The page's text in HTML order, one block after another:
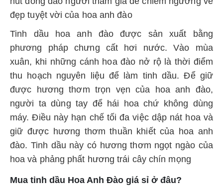
đẹp tuyệt vời của hoa anh đào
Tinh dầu hoa anh đào được sản xuất bằng
phương pháp chưng cất hơi nước. Vào mùa
xuân, khi những cánh hoa đào nở rộ là thời điểm
thu hoạch nguyên liệu để làm tinh dầu. Để giữ
được hương thơm trọn vẹn của hoa anh đào,
người ta dùng tay để hái hoa chứ không dùng
máy. Điều này hạn chế tối đa việc dập nát hoa và
giữ được hương thơm thuần khiết của hoa anh
đào. Tinh dầu này có hương thơm ngọt ngào của
hoa và phảng phất hương trái cây chín mọng
Mua tinh dầu Hoa Anh Đào giá sỉ ở đâu?